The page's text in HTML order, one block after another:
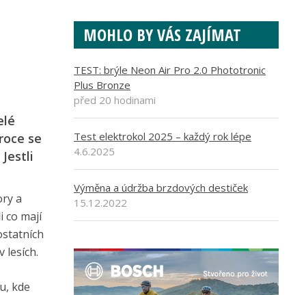
se
a
co mají
lesích.
kde
MOHLO BY VÁS ZAJÍMAT
TEST: brýle Neon Air Pro 2.0 Phototronic
Plus Bronze
před 20 hodinami
Test elektrokol 2025 – každý rok lépe
4.6.2025
Výměna a údržba brzdových destiček
15.12.2022